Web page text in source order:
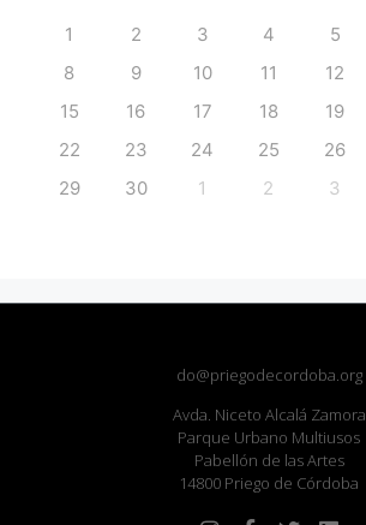
1 2 3 4 5
8
9 10 11 12
15
16 17 18 19
22
23 24 25 26
29
30 1 2 3
do@priegodecordoba.org
Avda. Niceto Alcalá Zamora
Parque Urbano Multiusos
Pabellón de las Artes
14800 Priego de Córdoba